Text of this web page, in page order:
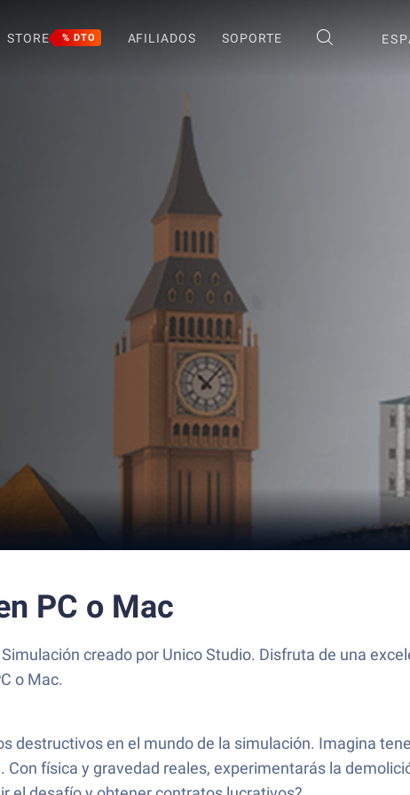
STORE % DTO AFILIADOS SOPORTE
PC o Mac
creado por Unico Studio. Disfruta de una
o Mac.
destructivos en el mundo de la simulación. Imagina
física y gravedad reales, experimentarás la